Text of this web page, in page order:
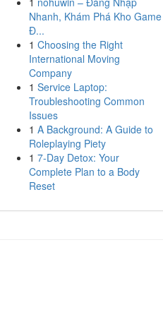
Nhanh, Khám Phá Kho Game
Đ...
1 Choosing the Right
International Moving
Company
1 Service Laptop:
Troubleshooting Common
Issues
1 A Background: A Guide to
Roleplaying Piety
1 7-Day Detox: Your
Complete Plan to a Body
Reset